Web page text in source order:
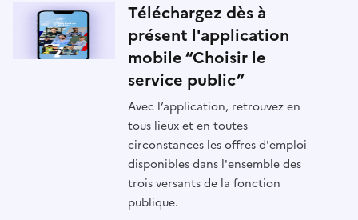
Téléchargez dès à
présent l'application
mobile “Choisir le
service public”
Avec l’application, retrouvez en
tous lieux et en toutes
circonstances les offres d'emploi
disponibles dans l'ensemble des
trois versants de la fonction
publique.